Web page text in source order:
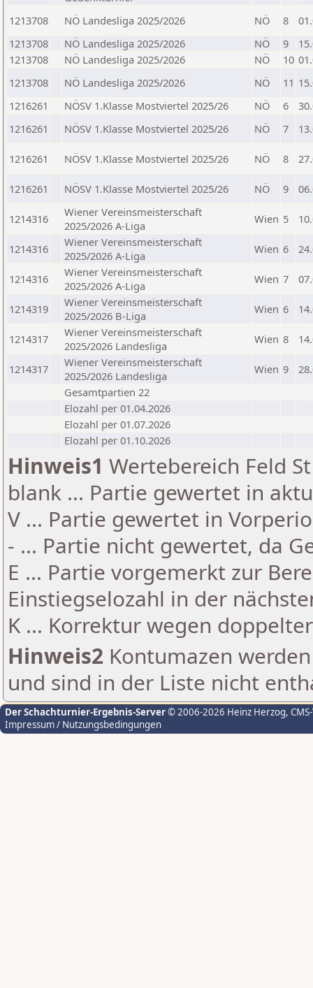
1213708
NÖ Landesliga 2025/2026 NÖ 8
1213708
NÖ Landesliga 2025/2026 NÖ 9
1213708
NÖ Landesliga 2025/2026 NÖ 10
1213708
NÖ Landesliga 2025/2026 NÖ 11
1216261
NÖSV 1.Klasse Mostviertel 2025/26 NÖ 6
1216261
NÖSV 1.Klasse Mostviertel 2025/26 NÖ 7
1216261 NÖSV 1.Klasse Mostviertel 2025/26 NÖ 8
1216261 NÖSV 1.Klasse Mostviertel 2025/26 NÖ 9
1214316
Wiener Vereinsmeisterschaft
2025/2026 A-Liga
Wien 5
1214316
Wiener Vereinsmeisterschaft
2025/2026 A-Liga
Wien 6
1214316
Wiener Vereinsmeisterschaft
2025/2026 A-Liga
Wien 7
1214319
Wiener Vereinsmeisterschaft
2025/2026 B-Liga
Wien 6
1214317
Wiener Vereinsmeisterschaft
2025/2026 Landesliga
Wien 8
1214317
Wiener Vereinsmeisterschaft
2025/2026 Landesliga
Wien 9
Gesamtpartien 22
Elozahl per 01.04.2026
Elozahl per 01.07.2026
Elozahl per 01.10.2026
Hinweis1 Wertebereich Feld
blank ... Partie gewertet in
V ... Partie gewertet in
- ... Partie nicht gewertet, da
E ... Partie vorgemerkt zur
Einstiegselozahl in der
K ... Korrektur wegen
Hinweis2 Kontumazen
und sind in der Liste nicht
Der Schachturnier-Ergebnis-Server© 2006-2026 Heinz Herzog,
Impressum / Nutzungsbedingungen